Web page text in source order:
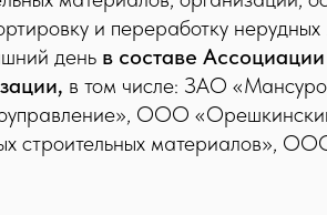
и переработку
день в составе
в том числе: ЗАО
ООО
строительных материалов»,